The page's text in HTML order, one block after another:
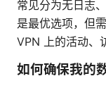
常见分为无日志
是最优选项，但
VPN 上的活动、
如何确保我的